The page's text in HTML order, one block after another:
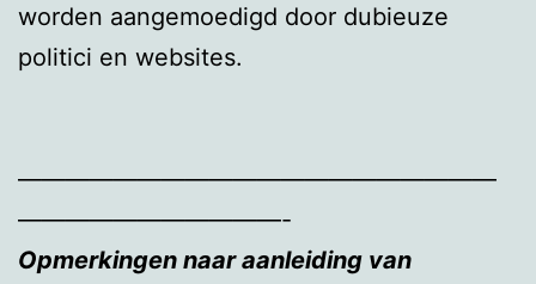
worden aangemoedigd door dubieuze
politici en websites.
————————————————————
———————————-
Opmerkingen naar aanleiding van